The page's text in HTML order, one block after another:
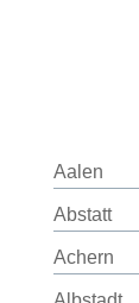
Aalen
Abstatt
Achern